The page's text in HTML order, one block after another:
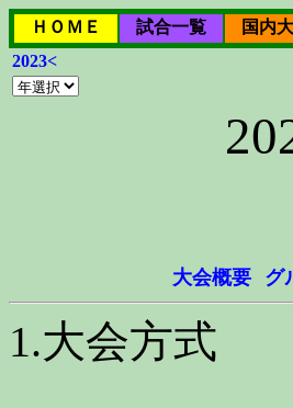
ＨＯＭＥ 試合一覧 国内
2023<
大会概要 グ
1.大会方式